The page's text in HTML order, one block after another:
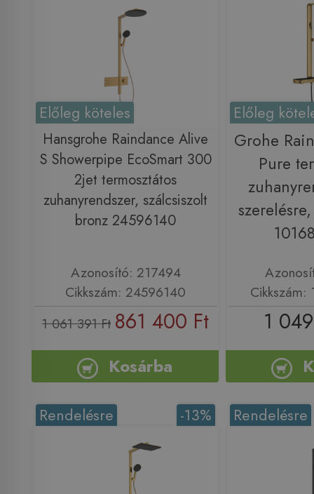
Előleg köteles
Hansgrohe Raindance Alive
S Showerpipe EcoSmart 300
2jet termosztátos
zuhanyrendszer, szálcsiszolt
bronz 24596140
Azonosító: 217494
Cikkszám: 24596140
1 061 391 Ft 861 400 Ft
Kosárba
Előleg
Grohe
Pure
1
-13%
Rendelésre Rendelésre